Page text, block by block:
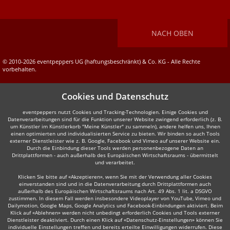
NACH OBEN
© 2010-2026 eventpeppers UG (haftungsbeschränkt) & Co. KG - Alle Rechte
vorbehalten.
Cookies und Datenschutz
eventpeppers nutzt Cookies und Tracking-Technologien. Einige Cookies und
Datenverarbeitungen sind für die Funktion unserer Website zwingend erforderlich (z. B.
um Künstler im Künstlerkorb "Meine Künstler" zu sammeln), andere helfen uns, Ihnen
einen optimierten und individualisierten Service zu bieten. Wir binden so auch Tools
externer Dienstleister wie z. B. Google, Facebook und Vimeo auf unserer Website ein.
Durch die Einbindung dieser Tools werden personenbezogene Daten an
Drittplattformen - auch außerhalb des Europäischen Wirtschaftsraums - übermittelt
und verarbeitet.
Klicken Sie bitte auf «Akzeptieren», wenn Sie mit der Verwendung aller Cookies
einverstanden sind und in die Datenverarbeitung durch Drittplattformen auch
außerhalb des Europäischen Wirtschaftsraums nach Art. 49 Abs. 1 lit. a DSGVO
zustimmen. In diesem Fall werden insbesondere Videoplayer von YouTube, Vimeo und
Dailymotion, Google Maps, Google Analytics und Facebook-Einbindungen aktiviert. Beim
Klick auf «Ablehnen» werden nicht unbedingt erforderlich Cookies und Tools externer
Dienstleister deaktiviert. Durch einen Klick auf «Datenschutz-Einstellungen» können Sie
individuelle Einstellungen treffen und bereits erteilte Einwilligungen widerrufen. Diese